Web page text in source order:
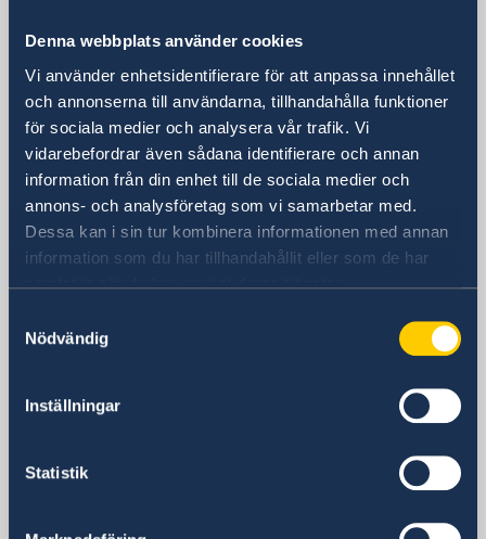
Denna webbplats använder cookies
Vi använder enhetsidentifierare för att anpassa innehållet
och annonserna till användarna, tillhandahålla funktioner
för sociala medier och analysera vår trafik. Vi
vidarebefordrar även sådana identifierare och annan
information från din enhet till de sociala medier och
annons- och analysföretag som vi samarbetar med.
Dessa kan i sin tur kombinera informationen med annan
information som du har tillhandahållit eller som de har
samlat in när du har använt deras tjänster.
Nödvändig
Inställningar
Statistik
Besöksadress
Tayma Street
Lenah Residential Area
Diplomatic Quarter
Byggnad nummer: 3743
Zip: 12513-8384
Riyadh
Postadress
Embassy of Sweden
Riyadh 11693
Saudi Arabia
+966-11-8806700
+966-11-482-77- 96